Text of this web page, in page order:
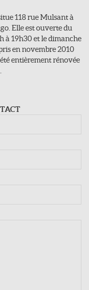
118 rue Mulsant à
Elle est ouverte du
à 19h30 et le dimanche
en novembre 2010
entièrement rénovée